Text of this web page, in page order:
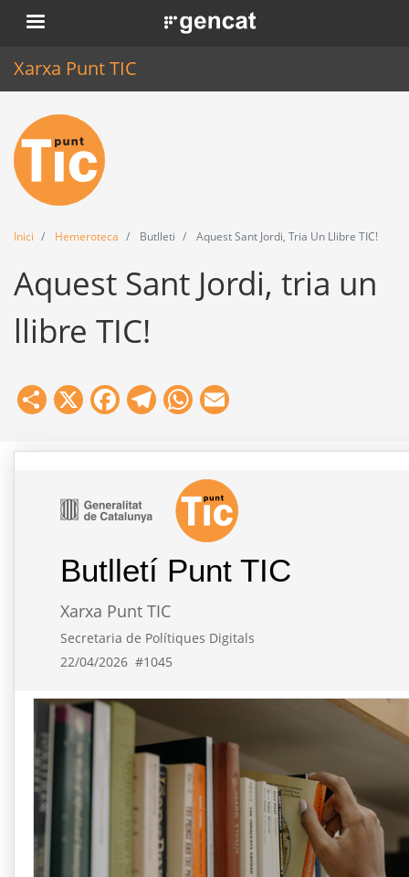
Vés
al
. Obre en una nova finestra.
Xarxa Punt TIC
Inici
Punt TIC
Actualitat
Agenda
Formació
Eines
Inici Hemeroteca Butlleti Aquest Sant Jordi, Tria Un Llibre TIC!
Aquest Sant Jordi, tria un
llibre TIC!
Share
X Facebook
Telegram
WhatsApp
Butlletí Punt TIC
Xarxa Punt TIC
Secretaria de Polítiques Digitals
22/04/2026 #1045